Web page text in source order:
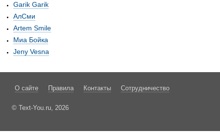
Garik Garik
АлСми
Artem Smile
Миа Бойка
Jeny Vesna
О сайте Правила Контакты Сотрудничество
© Text-You.ru, 2026